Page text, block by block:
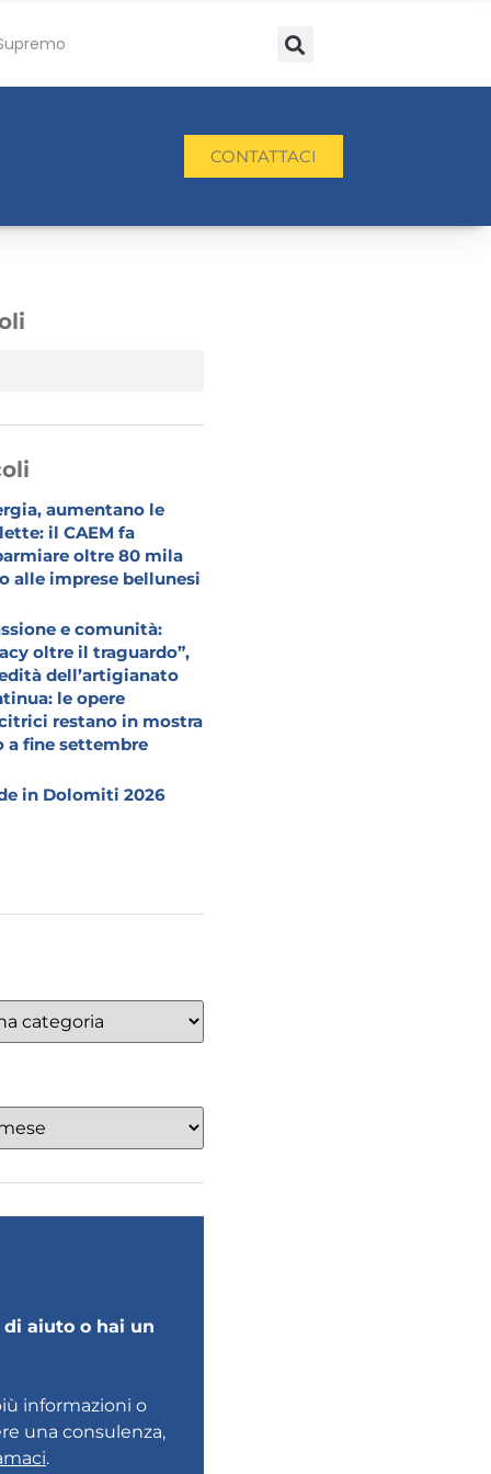
CONTATTACI
aumentano le
il CAEM fa
oltre 80 mila
alle imprese bellunesi
e comunità:
oltre il traguardo”,
dell’artigianato
le opere
restano in mostra
a fine settembre
in Dolomiti 2026
aiuto o hai un
informazioni o
una consulenza,
.